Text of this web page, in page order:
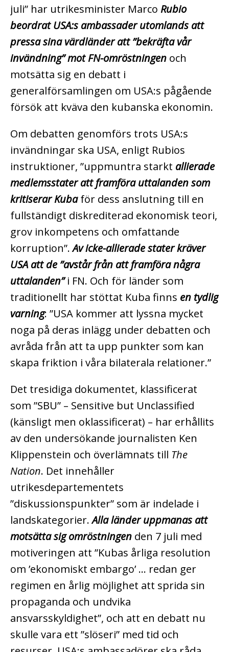
juli” har utrikesminister Marco Rubio
beordrat USA:s ambassader utomlands att
pressa sina värdländer att ”bekräfta vår
invändning” mot FN-omröstningen och
motsätta sig en debatt i
generalförsamlingen om USA:s pågående
försök att kväva den kubanska ekonomin.
Om debatten genomförs trots USA:s
invändningar ska USA, enligt Rubios
instruktioner, ”uppmuntra starkt allierade
medlemsstater att framföra uttalanden som
kritiserar Kuba för dess anslutning till en
fullständigt diskrediterad ekonomisk teori,
grov inkompetens och omfattande
korruption”.Av icke-allierade stater kräver
USA att de ”avstår från att framföra några
uttalanden”i FN. Och för länder som
traditionellt har stöttat Kuba finns en tydlig
varning: ”USA kommer att lyssna mycket
noga på deras inlägg under debatten och
avråda från att ta upp punkter som kan
skapa friktion i våra bilaterala relationer.”
Det tresidiga dokumentet, klassificerat
som ”SBU” – Sensitive but Unclassified
(känsligt men oklassificerat) – har erhållits
av den undersökande journalisten Ken
Klippenstein och överlämnats till The
Nation. Det innehåller
utrikesdepartementets
”diskussionspunkter” som är indelade i
landskategorier.Alla länder uppmanas att
motsätta sig omröstningen den 7 juli med
motiveringen att ”Kubas årliga resolution
om ’ekonomiskt embargo’ … redan ger
regimen en årlig möjlighet att sprida sin
propaganda och undvika
ansvarsskyldighet”, och att en debatt nu
skulle vara ett ”slöseri” med tid och